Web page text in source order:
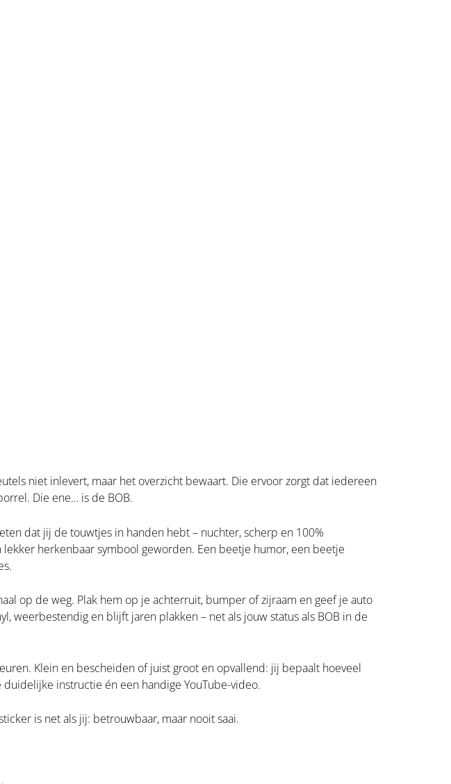
niet inlevert, maar het overzicht bewaart. Die ervoor zorgt dat iedereen
Die ene… is de BOB.
dat jij de touwtjes in handen hebt – nuchter, scherp en 100%
herkenbaar symbool geworden. Een beetje humor, een beetje
op de weg. Plak hem op je achterruit, bumper of zijraam en geef je auto
weerbestendig en blijft jaren plakken – net als jouw status als BOB in de
Klein en bescheiden of juist groot en opvallend: jij bepaalt hoeveel
instructie én een handige YouTube-video.
is net als jij: betrouwbaar, maar nooit saai.